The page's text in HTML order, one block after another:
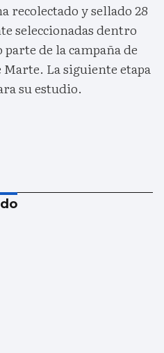
recolectado y sellado 28
seleccionadas dentro
de la campaña de
La siguiente etapa
su estudio.